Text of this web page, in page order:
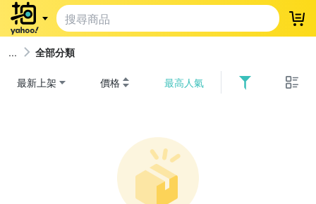
登
全部分類
最新上架 價格 最高人氣